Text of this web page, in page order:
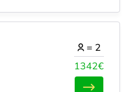
1342€
= 2